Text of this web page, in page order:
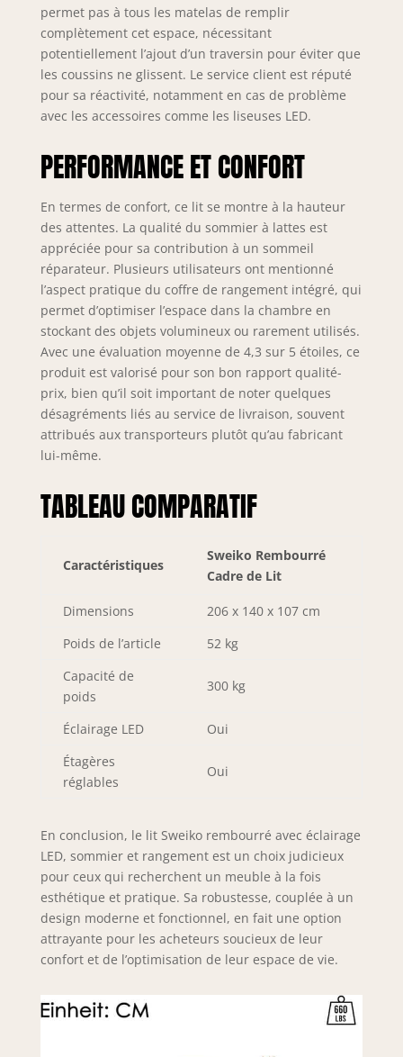
permet pas à tous les matelas de remplir
complètement cet espace, nécessitant
potentiellement l’ajout d’un traversin pour éviter que
les coussins ne glissent. Le service client est réputé
pour sa réactivité, notamment en cas de problème
avec les accessoires comme les liseuses LED.
PERFORMANCE ET CONFORT
En termes de confort, ce lit se montre à la hauteur
des attentes. La qualité du sommier à lattes est
appréciée pour sa contribution à un sommeil
réparateur. Plusieurs utilisateurs ont mentionné
l’aspect pratique du coffre de rangement intégré, qui
permet d’optimiser l’espace dans la chambre en
stockant des objets volumineux ou rarement utilisés.
Avec une évaluation moyenne de 4,3 sur 5 étoiles, ce
produit est valorisé pour son bon rapport qualité-
prix, bien qu’il soit important de noter quelques
désagréments liés au service de livraison, souvent
attribués aux transporteurs plutôt qu’au fabricant
lui-même.
TABLEAU COMPARATIF
Caractéristiques
Sweiko Rembourré
Cadre de Lit
Dimensions
206 x 140 x 107 cm
Poids de l’article
52 kg
Capacité de
poids
300 kg
Éclairage LED
Oui
Étagères
réglables
Oui
En conclusion, le lit Sweiko rembourré avec éclairage
LED, sommier et rangement est un choix judicieux
pour ceux qui recherchent un meuble à la fois
esthétique et pratique. Sa robustesse, couplée à un
design moderne et fonctionnel, en fait une option
attrayante pour les acheteurs soucieux de leur
confort et de l’optimisation de leur espace de vie.